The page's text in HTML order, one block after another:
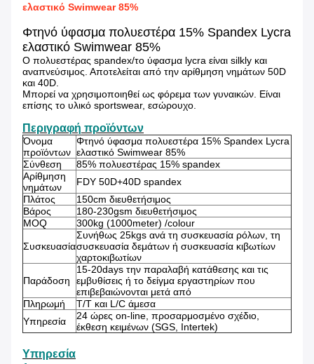
ελαστικό Swimwear 85%
Φτηνό ύφασμα πολυεστέρα 15% Spandex Lycra
ελαστικό Swimwear 85%
Ο πολυεστέρας spandex/το ύφασμα lycra είναι silkly και
αναπνεύσιμος. Αποτελείται από την αρίθμηση νημάτων 50D
και 40D.
Μπορεί να χρησιμοποιηθεί ως φόρεμα των γυναικών. Είναι
επίσης το υλικό sportswear, εσώρουχο.
Περιγραφή προϊόντων
Όνομα
προϊόντων
Φτηνό ύφασμα πολυεστέρα 15% Spandex Lycra
ελαστικό Swimwear 85%
Σύνθεση
85% πολυεστέρας 15% spandex
Αρίθμηση
νημάτων
FDY 50D+40D spandex
Πλάτος
150cm διευθετήσιμος
Βάρος
180-230gsm διευθετήσιμος
MOQ
300kg (1000meter) /colour
Συσκευασία
Συνήθως 25kgs ανά τη συσκευασία ρόλων, τη
συσκευασία δεμάτων ή συσκευασία κιβωτίων
χαρτοκιβωτίων
Παράδοση
15-20days την παραλαβή κατάθεσης και τις
εμβυθίσεις ή το δείγμα εργαστηρίων που
επιβεβαιώνονται μετά από
Πληρωμή
T/T και L/C άμεσα
Υπηρεσία
24 ώρες on-line, προσαρμοσμένο σχέδιο,
έκθεση κειμένων (SGS, Intertek)
Υπηρεσία